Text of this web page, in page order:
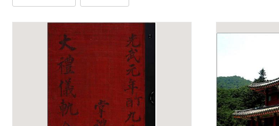
검색 연산자 사용안내
AND
“정조”와 “정약용”
색